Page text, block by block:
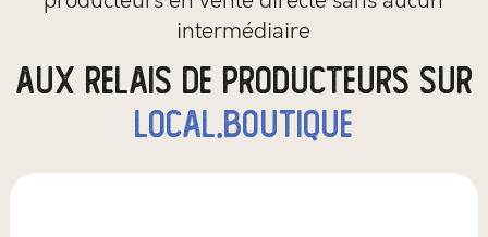
intermédiaire
aux relais de producteurs sur
local.boutique